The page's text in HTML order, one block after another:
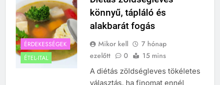
ÉRDEKESSÉGEK
ÉTEL-ITAL
könnyű, tápláló és
alakbarát fogás
Mikor kell
7 hónap
ezelőtt
0 15 mins
A diétás zöldségleves tökéletes
választás, ha finomat ennél